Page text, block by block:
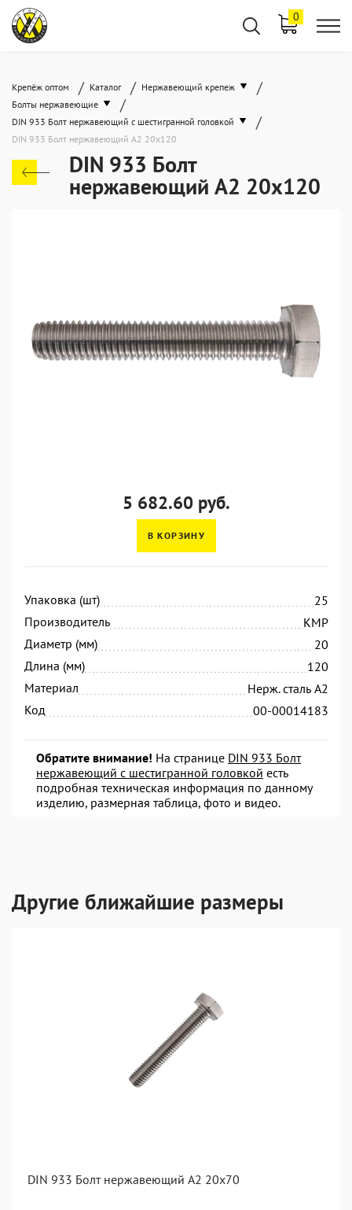
0
Крепёж оптом / Каталог / Нержавеющий крепеж /
Болты нержавеющие /
DIN 933 Болт нержавеющий с шестигранной головкой /
DIN 933 Болт нержавеющий А2 20х120
DIN 933 Болт
нержавеющий А2 20х120
5 682.60 руб.
В КОРЗИНУ
Упаковка (шт)
25
Производитель
KMP
Диаметр (мм)
20
Длина (мм)
120
Материал
Нерж. сталь А2
Код
00-00014183
Обратите внимание! На странице DIN 933 Болт
нержавеющий с шестигранной головкой есть
подробная техническая информация по данному
изделию, размерная таблица, фото и видео.
Другие ближайшие размеры
DIN 933 Болт нержавеющий А2 20х70